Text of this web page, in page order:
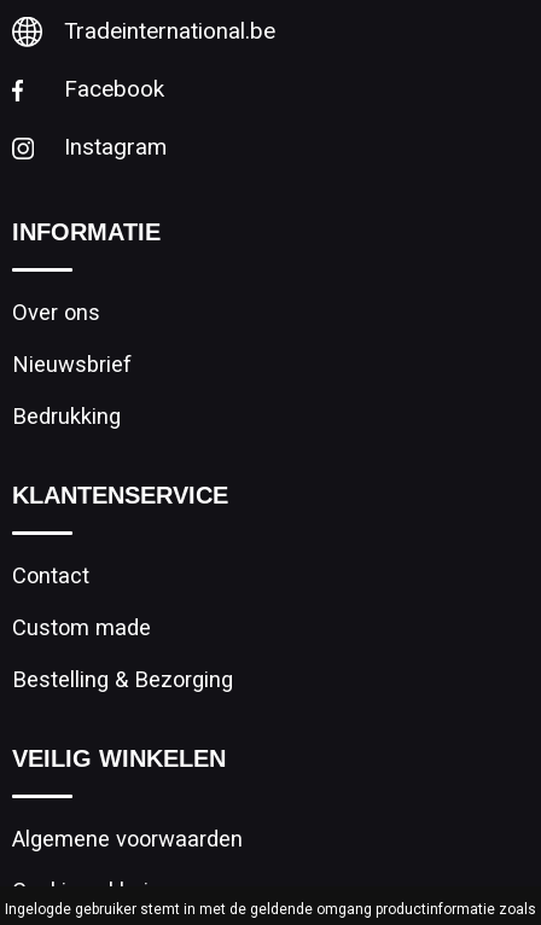
Tradeinternational.be
Facebook
Instagram
INFORMATIE
Over ons
Nieuwsbrief
Bedrukking
KLANTENSERVICE
Contact
Custom made
Bestelling & Bezorging
VEILIG WINKELEN
Algemene voorwaarden
Cookieverklaring
Ingelogde gebruiker stemt in met de geldende omgang productinformatie zoals